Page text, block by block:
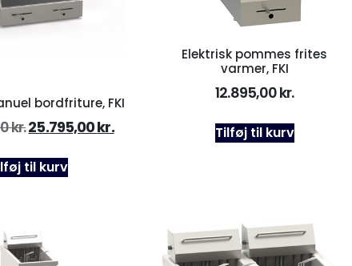
bordfriture, FKI
kr.25.795,00kr.
til kurv
Elektrisk pommes frites
varmer, FKI
12.895,00kr.
Tilføj til kurv